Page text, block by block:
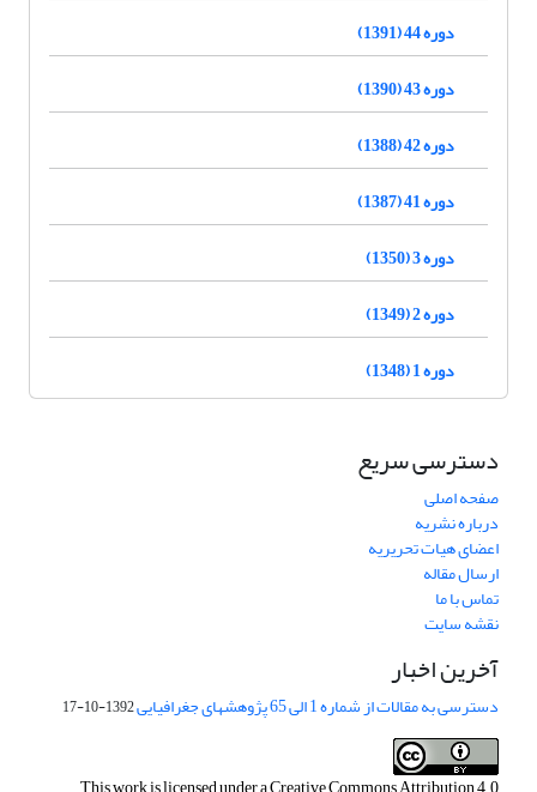
دوره 44 (1391)
دوره 43 (1390)
دوره 42 (1388)
دوره 41 (1387)
دوره 3 (1350)
دوره 2 (1349)
دوره 1 (1348)
دسترسی سریع
صفحه اصلی
درباره نشریه
اعضای هیات تحریریه
ارسال مقاله
تماس با ما
نقشه سایت
آخرین اخبار
دسترسی به مقالات از شماره 1 الی 65 پژوهشهای جغرافیایی 1392-10-17